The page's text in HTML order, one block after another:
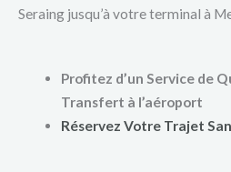
Seraing jusqu’à votre terminal à
Profitez d’un Service de
Transfert à l’aéroport
Réservez Votre Trajet